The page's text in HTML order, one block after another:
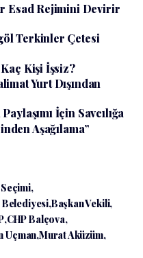
Esad Rejimini Devirir
Terkinler Çetesi
Kişi İşsiz?
Yurt Dışından
İçin Savcılığa
Aşağılama”
Başkan Vekili
CHP Balçova
Uçman Murat Aküzüm